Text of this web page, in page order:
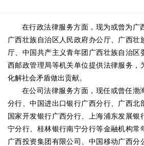
在行政法律服务方面，现为或曾为广
广西壮族自治区人民政府办公厅、广西壮
厅、中国共产主义青年团广西壮族自治区
西邮政管理局等机关单位提供法律服务，
化解社会矛盾做出贡献。
在公司法律服务方面，现任或曾任渤
分行、中国进出口银行广西分行、广西北
国家开发银行广西分行、上海浦东发展银
宁分行、桂林银行南宁分行等金融机构常
广西投资集团有限公司、中国移动广西分